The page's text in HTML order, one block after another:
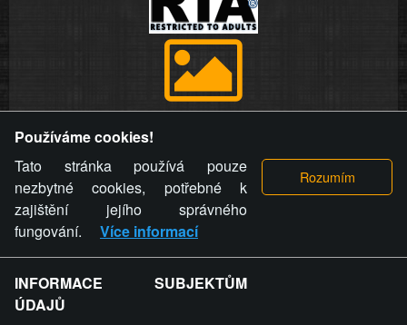
videa a komentáře. Osoba, které se toto opatření provozovatele
stránky týče, ani osoba, která umístila fotografii nebo video na
stránku, nemůže z důvodu odstranění fotografie, videa nebo
komentáře pro výše uvedenou okolnost uplatnit vůči
provozovateli stránky žádný nárok na náhradu škody nebo
nemajetkové újmy.
ZVRÁCENÝ.CZ - Svět není zvrácenej. To jen
Používáme cookies!
Tato stránka používá pouze
nezbytné cookies, potřebné k
zajištění jejího správného
fungování.
Více informací
INFORMACE SUBJEKTŮM
ÚDAJŮ